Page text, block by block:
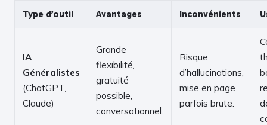
Type d’outil Avantages Inconvénients
IA
Généralistes
(ChatGPT,
Claude)
Grande
flexibilité,
gratuité
possible,
conversationnel.
Risque
d’hallucinations,
mise en page
parfois brute.